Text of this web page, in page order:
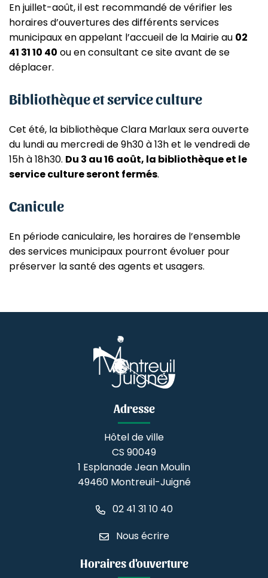
En juillet-août, il est recommandé de vérifier les
horaires d’ouvertures des différents services
municipaux en appelant l’accueil de la Mairie au 02
41 31 10 40 ou en consultant ce site avant de se
déplacer.
Bibliothèque et service culture
Cet été, la bibliothèque Clara Marlaux sera ouverte
du lundi au mercredi de 9h30 à 13h et le vendredi de
15h à 18h30. Du 3 au 16 août, la bibliothèque et le
service culture seront fermés.
Canicule
En période caniculaire, les horaires de l’ensemble
des services municipaux pourront évoluer pour
préserver la santé des agents et usagers.
Adresse
Hôtel de ville
CS 90049
1 Esplanade Jean Moulin
49460 Montreuil-Juigné
02 41 31 10 40
Nous écrire
Horaires d'ouverture